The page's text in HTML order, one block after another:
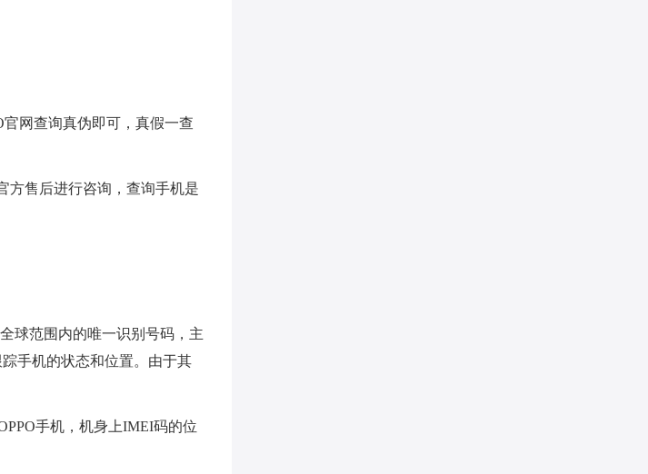
网查询真伪即可，真假一查
方售后进行咨询，查询手机是
球范围内的唯一识别号码，主
手机的状态和位置。由于其
手机，机身上IMEI码的位